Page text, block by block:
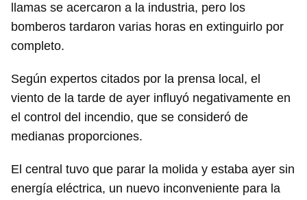
llamas se acercaron a la industria, pero los
bomberos tardaron varias horas en extinguirlo por
completo.
Según expertos citados por la prensa local, el
viento de la tarde de ayer influyó negativamente en
el control del incendio, que se consideró de
medianas proporciones.
El central tuvo que parar la molida y estaba ayer sin
energía eléctrica, un nuevo inconveniente para la